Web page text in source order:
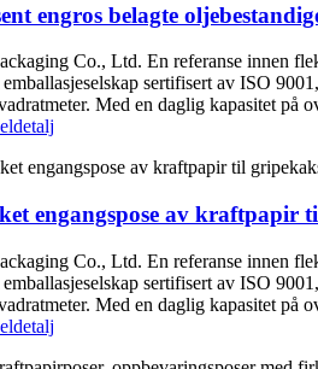
engros belagte
Co., Ltd. En referanse innen
sertifisert av ISO
Med en daglig kapasitet
detalj
engangspose av kraftpapir
Co., Ltd. En referanse innen
sertifisert av ISO
Med en daglig kapasitet
detalj